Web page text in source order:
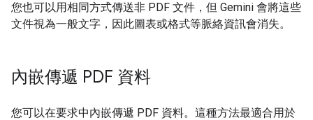
您也可以用相同方式傳送非 PDF 文件，但 Gemini 會將這些
文件視為一般文字，因此圖表或格式等脈絡資訊會消失。
內嵌傳遞 PDF 資料
您可以在要求中內嵌傳遞 PDF 資料。這種方法最適合用於